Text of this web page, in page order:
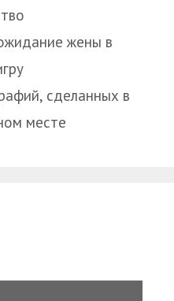
жены в
сделанных в
месте